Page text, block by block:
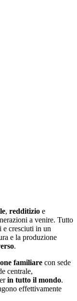
, redditizio e
a venire. Tutto
e cresciuti in un
e la produzione
.
familiare con sede
centrale,
in tutto il mondo.
effettivamente